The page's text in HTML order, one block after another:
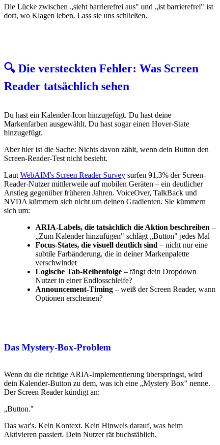
Die Lücke zwischen „sieht barrierefrei aus" und „ist barrierefrei" ist
dort, wo Klagen leben. Lass sie uns schließen.
🔍 Die versteckten Fehler: Was Screen
Reader tatsächlich sehen
Du hast ein Kalender-Icon hinzugefügt. Du hast deine
Markenfarben ausgewählt. Du hast sogar einen Hover-State
hinzugefügt.
Aber hier ist die Sache: Nichts davon zählt, wenn dein Button den
Screen-Reader-Test nicht besteht.
Laut WebAIM's Screen Reader Survey surfen 91,3% der Screen-
Reader-Nutzer mittlerweile auf mobilen Geräten – ein deutlicher
Anstieg gegenüber früheren Jahren. VoiceOver, TalkBack und
NVDA kümmern sich nicht um deinen Gradienten. Sie kümmern
sich um:
ARIA-Labels, die tatsächlich die Aktion beschreiben –
„Zum Kalender hinzufügen" schlägt „Button" jedes Mal
Focus-States, die visuell deutlich sind – nicht nur eine
subtile Farbänderung, die in deiner Markenpalette
verschwindet
Logische Tab-Reihenfolge – fängt dein Dropdown
Nutzer in einer Endlosschleife?
Announcement-Timing – weiß der Screen Reader, wann
Optionen erscheinen?
Das Mystery-Box-Problem
Wenn du die richtige ARIA-Implementierung überspringst, wird
dein Kalender-Button zu dem, was ich eine „Mystery Box" nenne.
Der Screen Reader kündigt an:
„Button."
Das war's. Kein Kontext. Kein Hinweis darauf, was beim
Aktivieren passiert. Dein Nutzer rät buchstäblich.